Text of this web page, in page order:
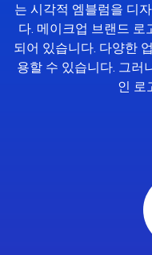
는 시각적 엠블럼을 디
다. 메이크업 브랜드 로
되어 있습니다. 다양한
용할 수 있습니다. 그러
인 로